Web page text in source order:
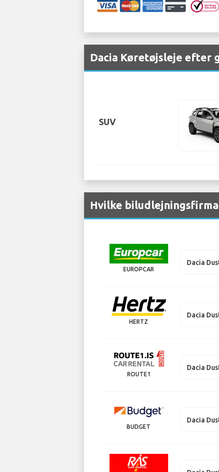
Dacia Køretøjsleje efter
SUV
Hvilke
EUROPCAR
Dacia
HERTZ
Dacia
ROUTE1
Dacia
BUDGET
Dacia